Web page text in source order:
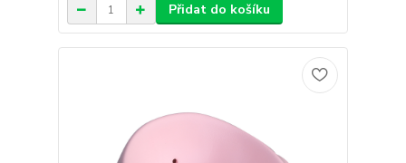
Přidat do košíku